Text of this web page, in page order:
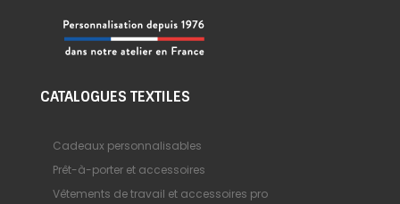
CATALOGUES TEXTILES
Cadeaux personnalisables
Prêt-à-porter et accessoires
Vêtements de travail et accessoires pro